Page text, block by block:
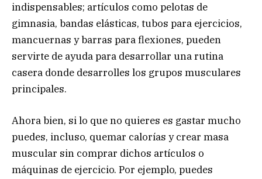
indispensables; artículos como pelotas de
gimnasia, bandas elásticas, tubos para ejercicios,
mancuernas y barras para flexiones, pueden
servirte de ayuda para desarrollar una rutina
casera donde desarrolles los grupos musculares
principales.
Ahora bien, si lo que no quieres es gastar mucho
puedes, incluso, quemar calorías y crear masa
muscular sin comprar dichos artículos o
máquinas de ejercicio. Por ejemplo, puedes